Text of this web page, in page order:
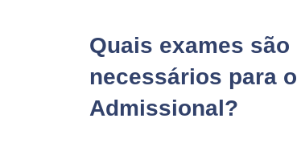
Quais exames são
necessários para o
Admissional?